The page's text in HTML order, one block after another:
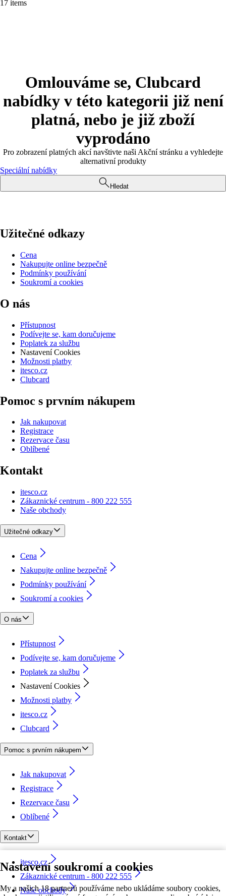
Nastavení soukromí a cookies
My a našich 18 partnerů používáme nebo ukládáme soubory cookies,
17 items
Omlouváme se, Clubcard
nabídky v této kategorii již není
platná, nebo je již zboží
vyprodáno
Pro zobrazení platných akcí navštivte naši Akční stránku a vyhledejte
alternativní produkty
Speciální nabídky
Hledat
Užitečné odkazy
Cena
Nakupujte online bezpečně
Podmínky používání
Soukromí a cookies
O nás
Přístupnost
Podívejte se, kam doručujeme
Poplatek za službu
Nastavení Cookies
Možnosti platby
itesco.cz
Clubcard
Pomoc s prvním nákupem
Jak nakupovat
Registrace
Rezervace času
Oblíbené
Kontakt
itesco.cz
Zákaznické centrum - 800 222 555
Naše obchody
Užitečné odkazy
Cena
Nakupujte online bezpečně
Podmínky používání
Soukromí a cookies
O nás
Přístupnost
Podívejte se, kam doručujeme
Poplatek za službu
Nastavení Cookies
Možnosti platby
itesco.cz
Clubcard
Pomoc s prvním nákupem
Jak nakupovat
Registrace
Rezervace času
Oblíbené
Kontakt
itesco.cz
Zákaznické centrum - 800 222 555
Naše obchody